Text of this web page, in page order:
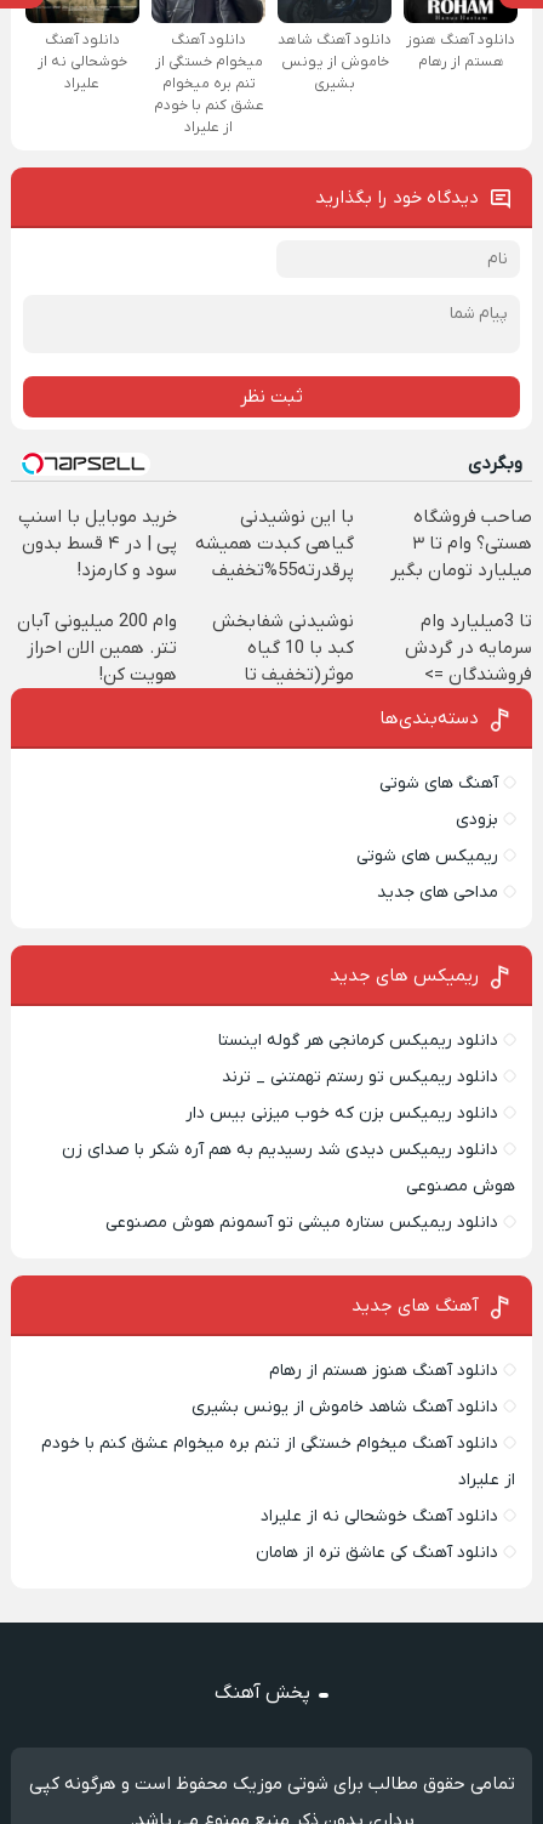
دانلود آهنگ هنوز
هستم از رهام
دانلود آهنگ شاهد
خاموش از یونس
بشیری
دانلود آهنگ
میخوام خستگی از
تنم بره میخوام
عشق کنم با خودم
از علیراد
دانلود آهنگ
خوشحالی نه از
علیراد
دیدگاه خود را بگذارید
ثبت نظر
وبگردی
صاحب فروشگاه
هستی؟ وام تا ۳
میلیارد تومان بگیر
با این نوشیدنی
گیاهی کبدت همیشه
پرقدرته55%تخفیف
خرید موبایل با اسنپ
پی | در ۴ قسط بدون
سود و کارمزد!
تا 3میلیارد وام
سرمایه در گردش
فروشندگان =>
فروشگاهت رو ثبت
نوشیدنی شفابخش
کبد با 10 گیاه
موثر(تخفیف تا
وام 200 میلیونی آبان
تتر. همین الان احراز
هویت کن!
دسته‌بندی‌ها
آهنگ های شوتی
بزودی
ریمیکس های شوتی
مداحی های جدید
ریمیکس‌ های جدید
دانلود ریمیکس کرمانجی هر گوله اینستا
دانلود ریمیکس تو رستم تهمتنی _ ترند
دانلود ریمیکس بزن که خوب میزنی بیس دار
دانلود ریمیکس دیدی شد رسیدیم به هم آره شکر با صدای زن
هوش مصنوعی
دانلود ریمیکس ستاره میشی تو آسمونم هوش مصنوعی
آهنگ های جدید
دانلود آهنگ هنوز هستم از رهام
دانلود آهنگ شاهد خاموش از یونس بشیری
دانلود آهنگ میخوام خستگی از تنم بره میخوام عشق کنم با خودم
از علیراد
دانلود آهنگ خوشحالی نه از علیراد
دانلود آهنگ کی عاشق تره از هامان
پخش آهنگ
تمامی حقوق مطالب برای شوتی موزیک محفوظ است و هرگونه کپی